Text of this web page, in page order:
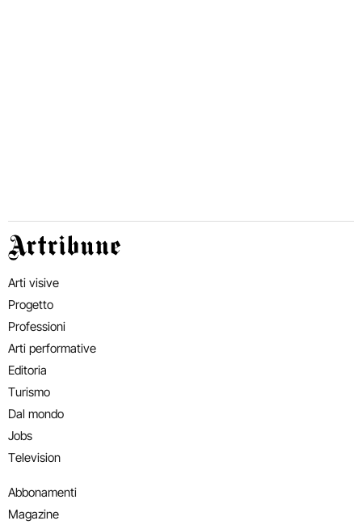
Artribune
Arti visive
Progetto
Professioni
Arti performative
Editoria
Turismo
Dal mondo
Jobs
Television
Abbonamenti
Magazine